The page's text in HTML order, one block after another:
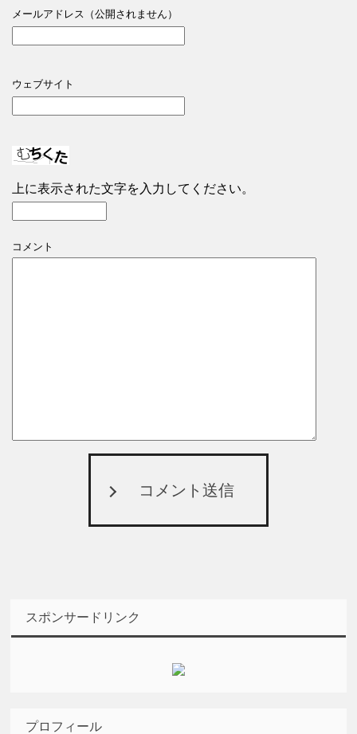
メールアドレス（公開されません）
ウェブサイト
上に表示された文字を入力してください。
コメント
コメント送信
スポンサードリンク
プロフィール